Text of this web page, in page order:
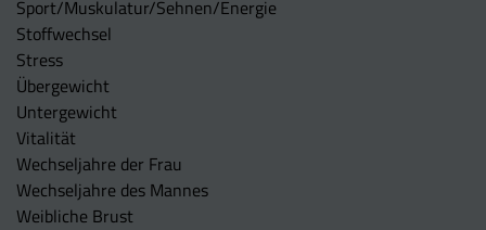
Sport/Muskulatur/Sehnen/Energie
Stoffwechsel
Stress
Übergewicht
Untergewicht
Vitalität
Wechseljahre der Frau
Wechseljahre des Mannes
Weibliche Brust